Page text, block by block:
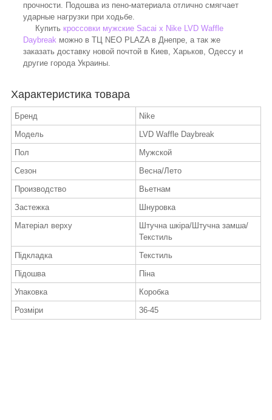
прочности. Подошва из пено-материала отлично смягчает
ударные нагрузки при ходьбе.
Купить кроссовки мужские Sacai x Nike LVD Waffle
Daybreak можно в ТЦ NEO PLAZA в Днепре, а так же
заказать доставку новой почтой в Киев, Харьков, Одессу и
другие города Украины.
Характеристика товара
Бренд
Nike
Модель
LVD Waffle Daybreak
Пол
Мужской
Сезон
Весна/Лето
Производство
Вьетнам
Застежка
Шнуровка
Матеріал верху
Штучна шкіра/Штучна замша/
Текстиль
Підкладка
Текстиль
Підошва
Піна
Упаковка
Коробка
Розміри
36-45